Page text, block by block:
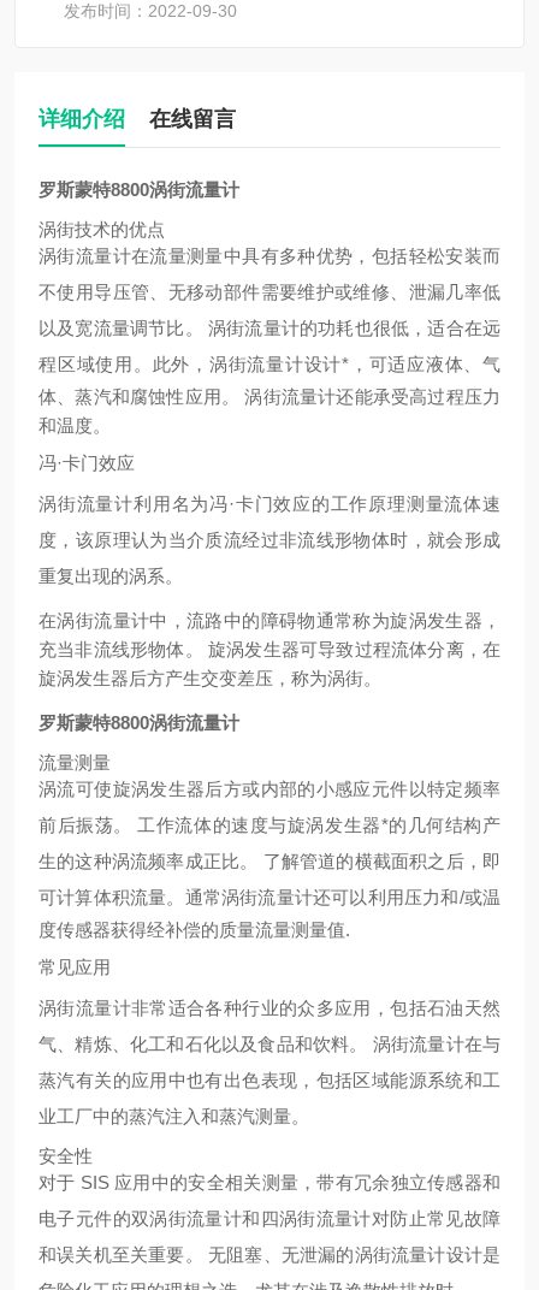
发布时间：2022-09-30
详细介绍 在线留言
罗斯蒙特8800涡街流量计
涡街技术的优点
涡街流量计在流量测量中具有多种优势，包括轻松安装而
不使用导压管、无移动部件需要维护或维修、泄漏几率低
以及宽流量调节比。 涡街流量计的功耗也很低，适合在远
程区域使用。 此外，涡街流量计设计*，可适应液体、气
体、蒸汽和腐蚀性应用。 涡街流量计还能承受高过程压力
和温度。
冯·卡门效应
涡街流量计利用名为冯·卡门效应的工作原理测量流体速
度，该原理认为当介质流经过非流线形物体时，就会形成
重复出现的涡系。
在涡街流量计中，流路中的障碍物通常称为旋涡发生器，
充当非流线形物体。 旋涡发生器可导致过程流体分离，在
旋涡发生器后方产生交变差压，称为涡街。
罗斯蒙特8800涡街流量计
流量测量
涡流可使旋涡发生器后方或内部的小感应元件以特定频率
前后振荡。 工作流体的速度与旋涡发生器*的几何结构产
生的这种涡流频率成正比。 了解管道的横截面积之后，即
可计算体积流量。 通常涡街流量计还可以利用压力和/或温
度传感器获得经补偿的质量流量测量值.
常见应用
涡街流量计非常适合各种行业的众多应用，包括石油天然
气、精炼、化工和石化以及食品和饮料。 涡街流量计在与
蒸汽有关的应用中也有出色表现，包括区域能源系统和工
业工厂中的蒸汽注入和蒸汽测量。
安全性
对于 SIS 应用中的安全相关测量，带有冗余独立传感器和
电子元件的双涡街流量计和四涡街流量计对防止常见故障
和误关机至关重要。 无阻塞、无泄漏的涡街流量计设计是